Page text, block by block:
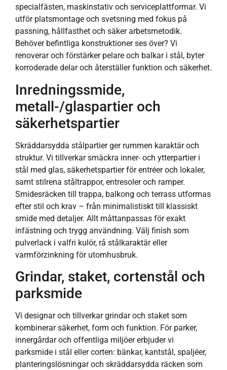
specialfästen, maskinstativ och serviceplattformar. Vi
utför platsmontage och svetsning med fokus på
passning, hållfasthet och säker arbetsmetodik.
Behöver befintliga konstruktioner ses över? Vi
renoverar och förstärker pelare och balkar i stål, byter
korroderade delar och återställer funktion och säkerhet.
Inredningssmide,
metall-/glaspartier och
säkerhetspartier
Skräddarsydda stålpartier ger rummen karaktär och
struktur. Vi tillverkar smäckra inner- och ytterpartier i
stål med glas, säkerhetspartier för entréer och lokaler,
samt stilrena ståltrappor, entresoler och ramper.
Smidesräcken till trappa, balkong och terrass utformas
efter stil och krav – från minimalistiskt till klassiskt
smide med detaljer. Allt måttanpassas för exakt
infästning och trygg användning. Välj finish som
pulverlack i valfri kulör, rå stålkaraktär eller
varmförzinkning för utomhusbruk.
Grindar, staket, cortenstål och
parksmide
Vi designar och tillverkar grindar och staket som
kombinerar säkerhet, form och funktion. För parker,
innergårdar och offentliga miljöer erbjuder vi
parksmide i stål eller corten: bänkar, kantstål, spaljéer,
planteringslösningar och skräddarsydda räcken som